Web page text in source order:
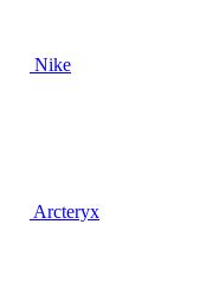
Nike
Arcteryx